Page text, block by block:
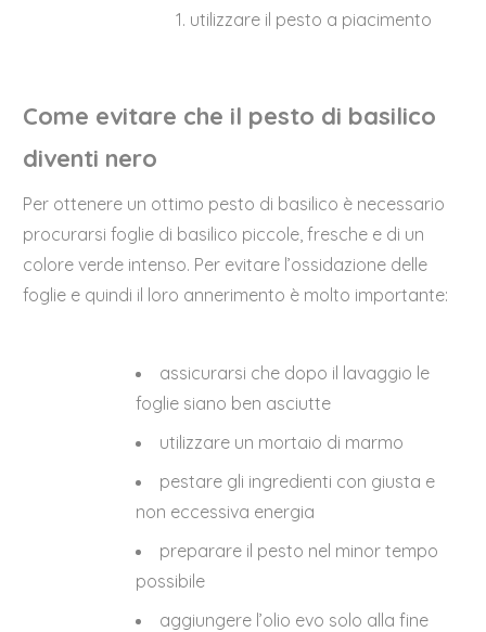
utilizzare il pesto a piacimento
Come evitare che il pesto di basilico
diventi nero
Per ottenere un ottimo pesto di basilico è necessario
procurarsi foglie di basilico piccole, fresche e di un
colore verde intenso. Per evitare l’ossidazione delle
foglie e quindi il loro annerimento è molto importante:
assicurarsi che dopo il lavaggio le
foglie siano ben asciutte
utilizzare un mortaio di marmo
pestare gli ingredienti con giusta e
non eccessiva energia
preparare il pesto nel minor tempo
possibile
aggiungere l’olio evo solo alla fine